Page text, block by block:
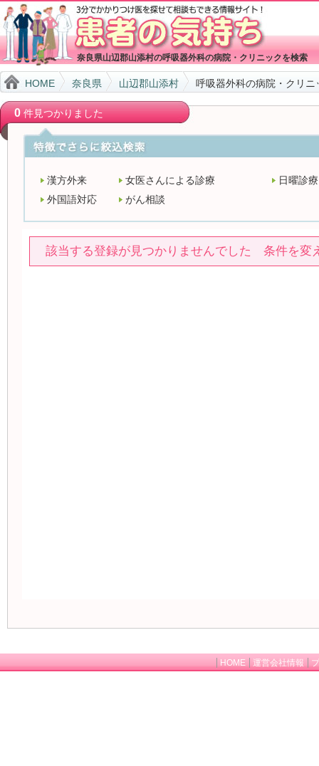
奈良県山辺郡山添村の呼吸器外科の病院・クリニックを検索
HOME 奈良県 山辺郡山添村 呼吸器外科の病院・クリ
0件見つかりました
漢方外来 女医さんによる診療
日曜診療
外国語対応
がん相談
該当する登録が見つかりませんでした 条件を
HOME 運営会社情報